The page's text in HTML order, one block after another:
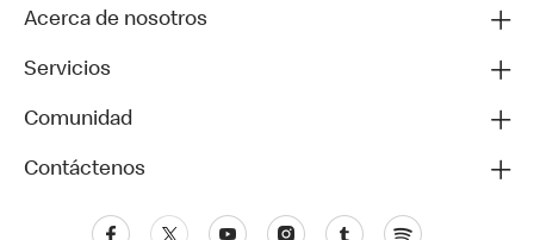
Acerca de nosotros
Servicios
Comunidad
Contáctenos